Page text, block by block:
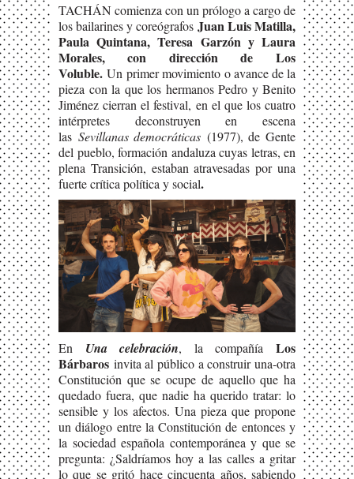
TACHÁN comienza con un prólogo a cargo de
los bailarines y coreógrafos Juan Luis Matilla,
Paula Quintana, Teresa Garzón y Laura
Morales, con dirección de Los
Voluble.Un primer movimiento o avance de la
pieza con la que los hermanos Pedro y Benito
Jiménez cierran el festival, en el que los cuatro
intérpretes deconstruyen en escena
las Sevillanas democráticas (1977), de Gente
del pueblo, formación andaluza cuyas letras, en
plena Transición, estaban atravesadas por una
fuerte crítica política y social.
En Una celebración, la compañíaLos
Bárbaros invita al público a construir una-otra
Constitución que se ocupe de aquello que ha
quedado fuera, que nadie ha querido tratar: lo
sensible y los afectos. Una pieza que propone
un diálogo entre la Constitución de entonces y
la sociedad española contemporánea y que se
pregunta: ¿Saldríamos hoy a las calles a gritar
lo que se gritó hace cincuenta años, sabiendo